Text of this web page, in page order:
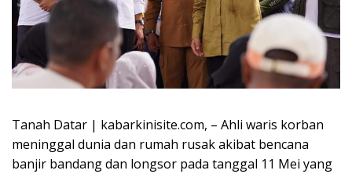
Tanah Datar | kabarkinisite.com, – Ahli waris korban
meninggal dunia dan rumah rusak akibat bencana
banjir bandang dan longsor pada tanggal 11 Mei yang